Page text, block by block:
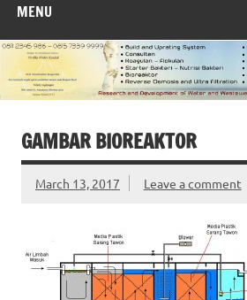
MENU
GAMBAR BIOREAKTOR
March 13, 2017 Leave a comment